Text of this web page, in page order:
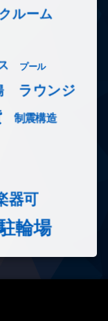
ルーム
プール
ラウンジ
制震構造
器可
輪場